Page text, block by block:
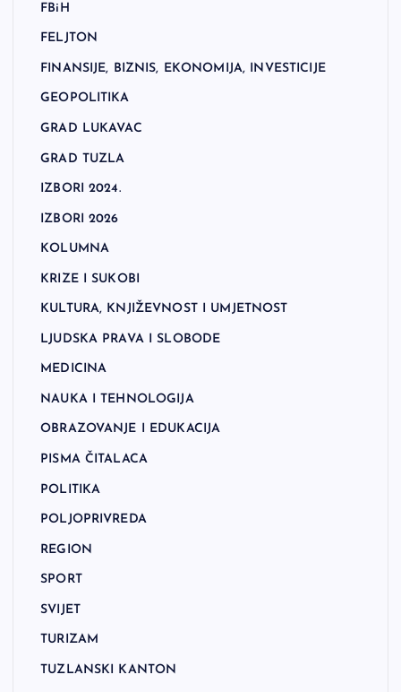
FBiH
FELJTON
FINANSIJE, BIZNIS, EKONOMIJA, INVESTICIJE
GEOPOLITIKA
GRAD LUKAVAC
GRAD TUZLA
IZBORI 2024.
IZBORI 2026
KOLUMNA
KRIZE I SUKOBI
KULTURA, KNJIŽEVNOST I UMJETNOST
LJUDSKA PRAVA I SLOBODE
MEDICINA
NAUKA I TEHNOLOGIJA
OBRAZOVANJE I EDUKACIJA
PISMA ČITALACA
POLITIKA
POLJOPRIVREDA
REGION
SPORT
SVIJET
TURIZAM
TUZLANSKI KANTON